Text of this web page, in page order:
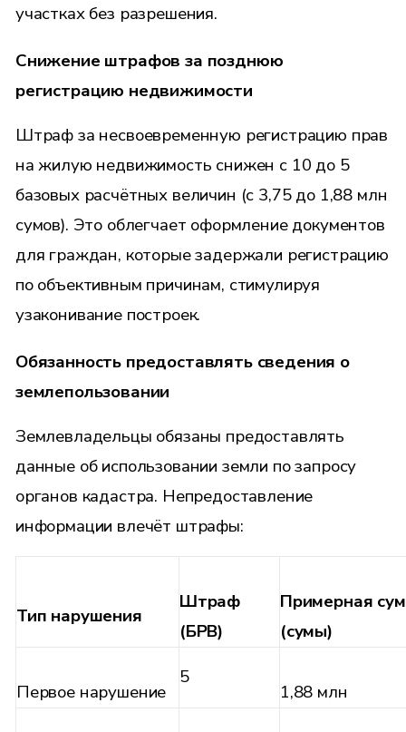
участках без разрешения.
Снижение штрафов за позднюю
регистрацию недвижимости
Штраф за несвоевременную регистрацию прав
на жилую недвижимость снижен с 10 до 5
базовых расчётных величин (с 3,75 до 1,88 млн
сумов). Это облегчает оформление документов
для граждан, которые задержали регистрацию
по объективным причинам, стимулируя
узаконивание построек.
Обязанность предоставлять сведения о
землепользовании
Землевладельцы обязаны предоставлять
данные об использовании земли по запросу
органов кадастра. Непредоставление
информации влечёт штрафы:
Тип нарушения
Штраф
(БРВ)
Примерная
(сумы)
Первое нарушение
5
1,88 млн